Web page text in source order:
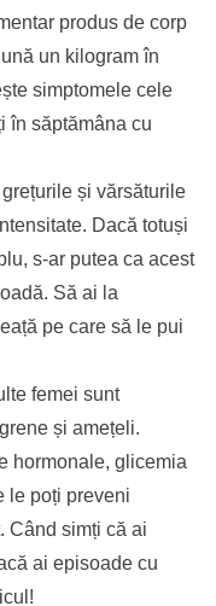
produs de corp
un kilogram în
simptomele cele
în săptămâna cu
și vărsăturile
Dacă totuși
s-ar putea ca acest
Să ai la
pe care să le pui
femei sunt
și amețeli.
hormonale, glicemia
le poți preveni
Când simți că ai
ai episoade cu